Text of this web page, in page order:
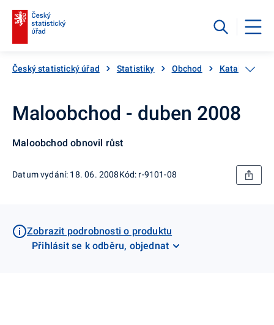
Český statistický úřad Statistiky Obchod Katalog
Maloobchod - duben 2008
Maloobchod obnovil růst
Datum vydání: 18. 06. 2008Kód: r-9101-08
Zobrazit podrobnosti o produktu
Přihlásit se k odběru, objednat